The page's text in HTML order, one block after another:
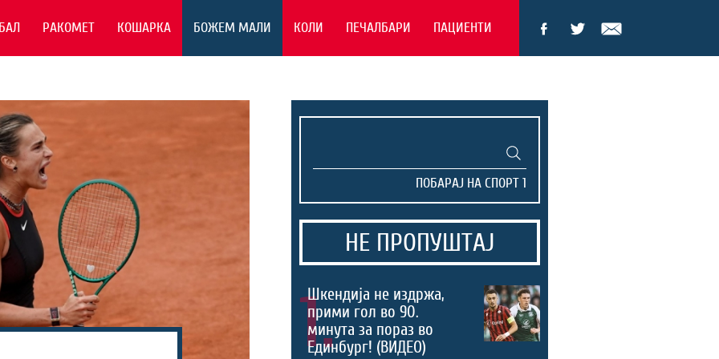
РАКОМЕТ КОШАРКА БОЖЕМ МАЛИ КОЛИ ПЕЧАЛБАРИ ПАЦИЕНТИ
НЕ ПРОПУШТАЈ
1.
Шкендија не издржа,
прими гол во 90.
минута за пораз во
Единбург! (ВИДЕО)